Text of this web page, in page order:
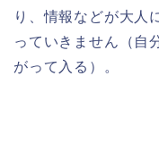
り、情報などが大人
っていきません（自
がって入る）。